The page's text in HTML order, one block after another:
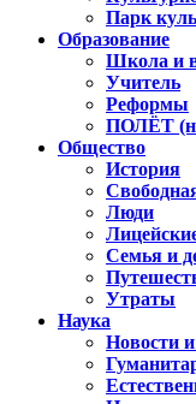
Парк
Образование
Школа и
Учитель
Реформы
ПОЛЁТ
Общество
История
Люди
Семья и
Утраты
Наука
Новости